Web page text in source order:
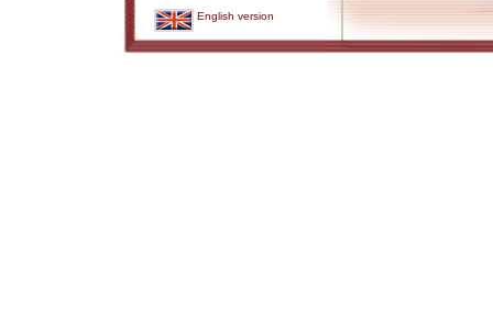
English version